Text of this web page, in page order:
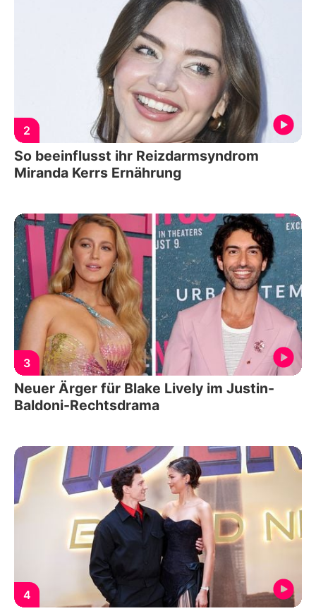
2
So beeinflusst ihr Reizdarmsyndrom
Miranda Kerrs Ernährung
3
Neuer Ärger für Blake Lively im Justin-
Baldoni-Rechtsdrama
4